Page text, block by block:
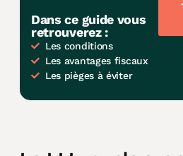
Dans ce guide vous
retrouverez :
Les conditions
Les avantages fiscaux
Les pièges à éviter